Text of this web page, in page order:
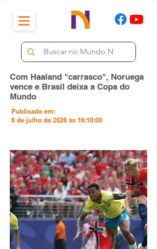
Com Haaland "carrasco", Noruega
vence e Brasil deixa a Copa do
Mundo
Publicado em:
6 de julho de 2026 às 16:10:00